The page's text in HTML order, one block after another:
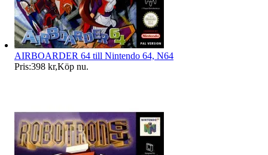
AIRBOARDER 64 till Nintendo 64, N64
Pris:398 kr,Köp nu.